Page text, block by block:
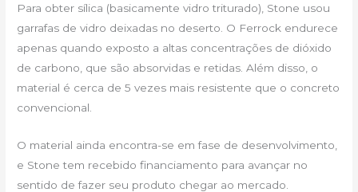
Para obter sílica (basicamente vidro triturado), Stone usou
garrafas de vidro deixadas no deserto. O Ferrock endurece
apenas quando exposto a altas concentrações de dióxido
de carbono, que são absorvidas e retidas. Além disso, o
material é cerca de 5 vezes mais resistente que o concreto
convencional.
O material ainda encontra-se em fase de desenvolvimento,
e Stone tem recebido financiamento para avançar no
sentido de fazer seu produto chegar ao mercado.